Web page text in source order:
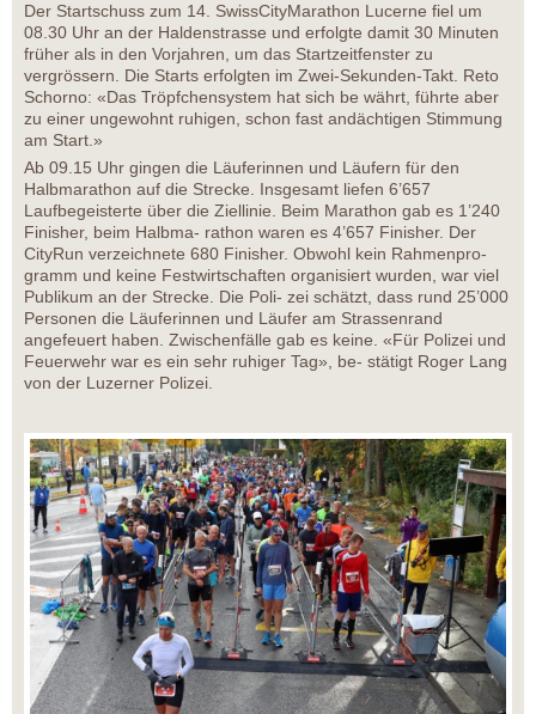
Der Startschuss zum 14. SwissCityMarathon Lucerne fiel um
08.30 Uhr an der Haldenstrasse und erfolgte damit 30 Minuten
früher als in den Vorjahren, um das Startzeitfenster zu
vergrössern. Die Starts erfolgten im Zwei-Sekunden-Takt. Reto
Schorno: «Das Tröpfchensystem hat sich be währt, führte aber
zu einer ungewohnt ruhigen, schon fast andächtigen Stimmung
am Start.»
Ab 09.15 Uhr gingen die Läuferinnen und Läufern für den
Halbmarathon auf die Strecke. Insgesamt liefen 6’657
Laufbegeisterte über die Ziellinie. Beim Marathon gab es 1’240
Finisher, beim Halbma- rathon waren es 4’657 Finisher. Der
CityRun verzeichnete 680 Finisher. Obwohl kein Rahmenpro-
gramm und keine Festwirtschaften organisiert wurden, war viel
Publikum an der Strecke. Die Poli- zei schätzt, dass rund 25’000
Personen die Läuferinnen und Läufer am Strassenrand
angefeuert haben. Zwischenfälle gab es keine. «Für Polizei und
Feuerwehr war es ein sehr ruhiger Tag», be- stätigt Roger Lang
von der Luzerner Polizei.